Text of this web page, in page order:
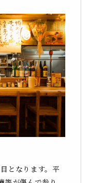
となります。平